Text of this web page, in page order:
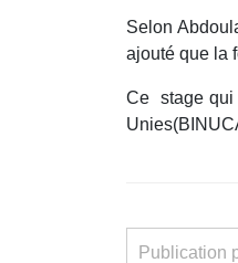
Selon
ajouté que la
Ce stage qui
Publication